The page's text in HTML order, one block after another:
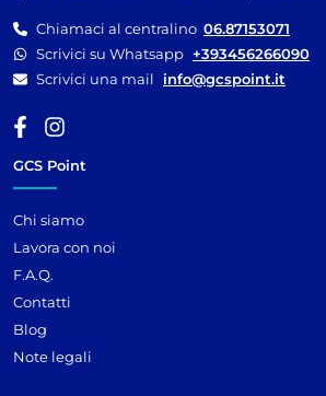
Chiamaci al centralino 06.87153071
Scrivici su Whatsapp +393456266090
Scrivici una mail
info@gcspoint.it
GCS Point
Chi siamo
Lavora con noi
F.A.Q.
Contatti
Blog
Note legali